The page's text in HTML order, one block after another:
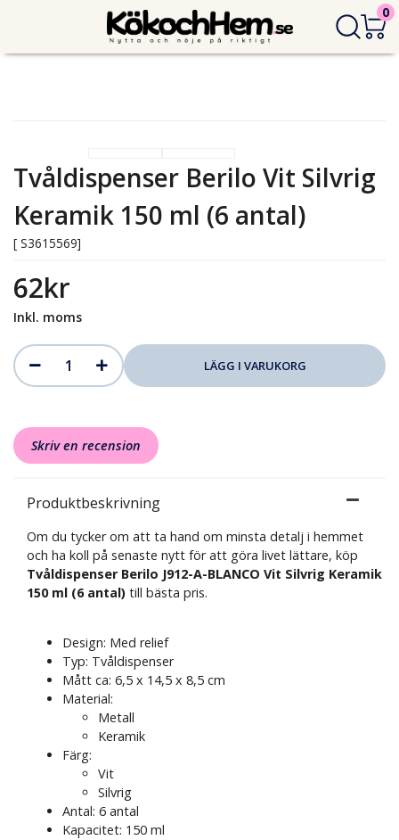
0
Tvåldispenser Berilo Vit Silvrig
Keramik 150 ml (6 antal)
[ S3615569]
62kr
Inkl. moms
Skriv en recension
Produktbeskrivning
Om du tycker om att ta hand om minsta detalj i hemmet
och ha koll på senaste nytt för att göra livet lättare, köp
Tvåldispenser Berilo J912-A-BLANCO Vit Silvrig Keramik
150 ml (6 antal) till bästa pris.
Design: Med relief
Typ: Tvåldispenser
Mått ca: 6,5 x 14,5 x 8,5 cm
Material:
Metall
Keramik
Färg:
Vit
Silvrig
Antal: 6 antal
Kapacitet: 150 ml